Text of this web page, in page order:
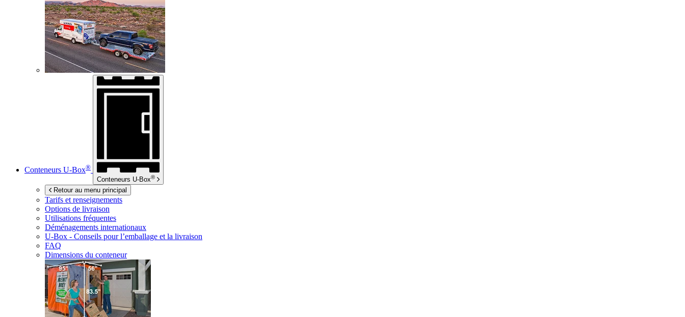
Conteneurs U-Box®
Conteneurs U-Box®
Retour au menu principal
Tarifs et renseignements
Options de livraison
Utilisations fréquentes
Déménagements internationaux
U-Box - Conseils pour l’emballage et la livraison
FAQ
Dimensions du conteneur